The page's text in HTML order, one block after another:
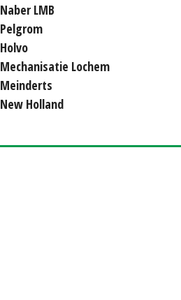
Naber LMB
Pelgrom
Holvo
Mechanisatie Lochem
Meinderts
New Holland